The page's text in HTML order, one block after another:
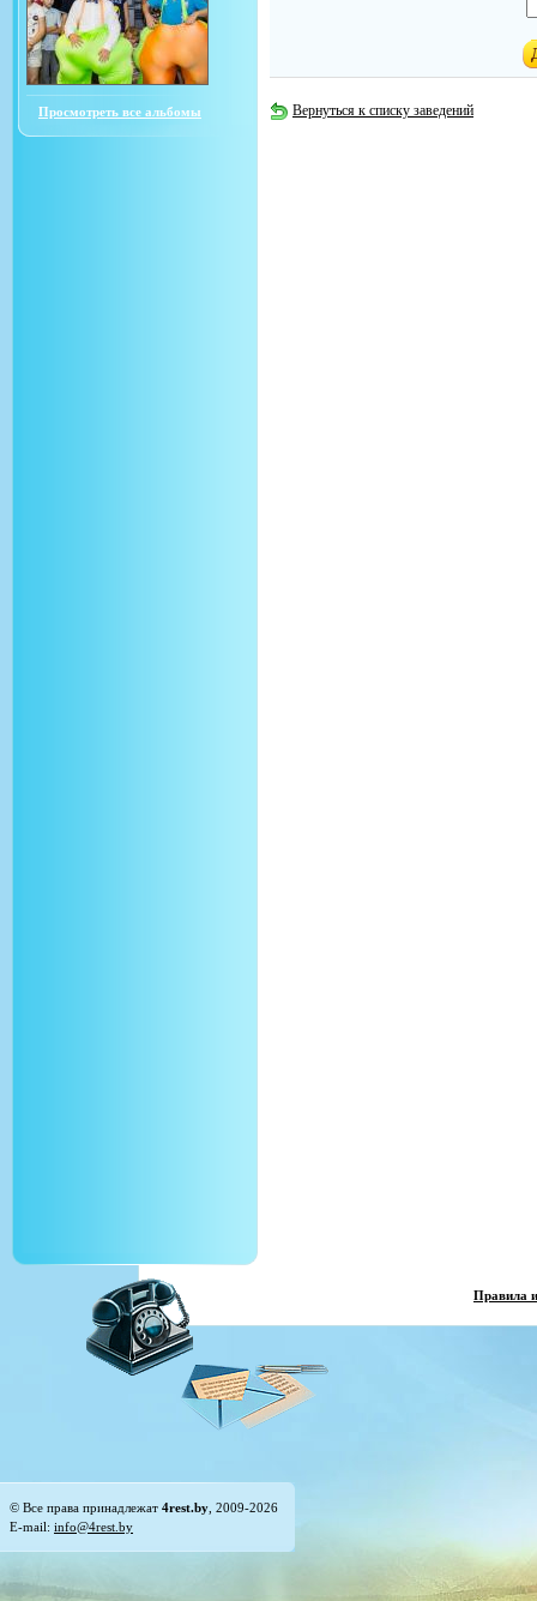
Просмотреть все альбомы Вернуться к списку заведений
Правила
© Все права принадлежат 4rest.by , 2009-2026
E-mail: info@4rest.by